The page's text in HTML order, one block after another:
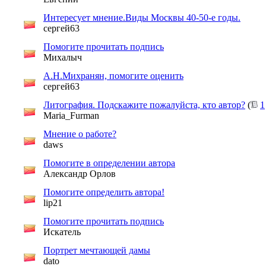
Интересует мнение.Виды Москвы 40-50-е годы.
сергей63
Помогите прочитать подпись
Михалыч
А.Н.Михранян, помогите оценить
сергей63
Литография. Подскажите пожалуйста, кто автор? (
1
Maria_Furman
Мнение о работе?
daws
Помогите в определении автора
Александр Орлов
Помогите определить автора!
lip21
Помогите прочитать подпись
Искатель
Портрет мечтающей дамы
dato